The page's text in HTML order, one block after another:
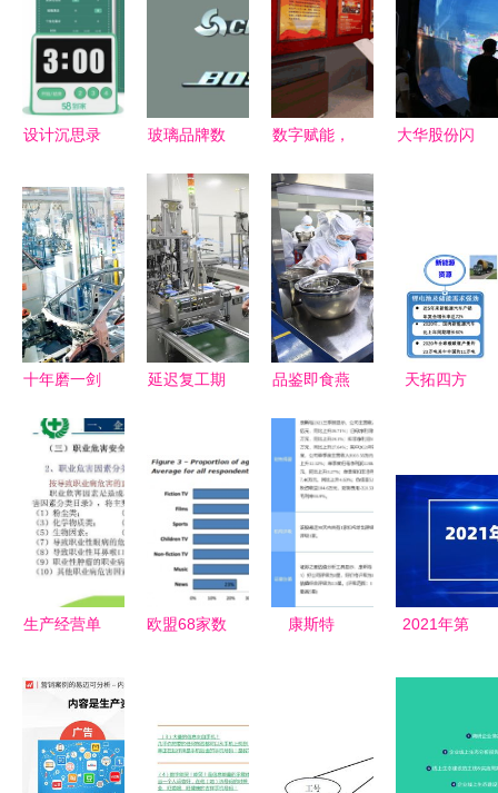
NJUSME队
数字内容制
作服务实战
解析
务新篇章
业演示文稿
设计沉思录
标准化服务
设计——以
数字内容制
作为例
玻璃品牌数
打造透明世
界的视觉盛
宴
数字赋能，
多媒体技术
驱动下的党
建展厅内容
设计新路径
大华股份闪
2021 以创
新数字内容
制作服务引
领行业新视
十年磨一剑
者到智能制
造领导者的
汽车装备制
造企业
延迟复工期
多数地区规
定按正常发
放，上海为
何发双倍？
品鉴即食燕
加工厂 生
产服务与品
质的共生之
天拓四方
助力碳酸锂
行业打造未
来工厂
生产经营单
检查的内
容、程序及
方法 数字
欧盟68家数
制做法及其
对数字内容
康斯特
2021年第
察数字内容